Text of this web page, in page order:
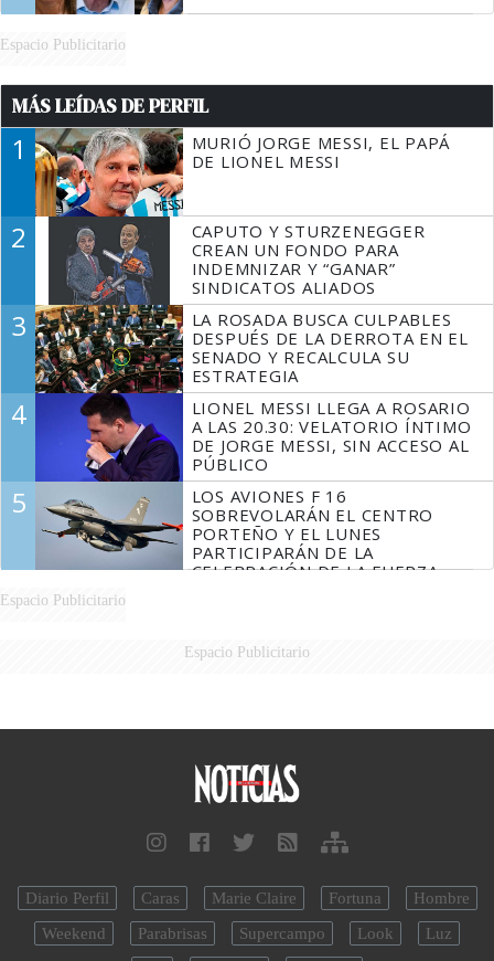
Espacio Publicitario
MÁS LEÍDAS DE PERFIL
1
MURIÓ JORGE MESSI, EL PAPÁ
DE LIONEL MESSI
2
CAPUTO Y STURZENEGGER
CREAN UN FONDO PARA
INDEMNIZAR Y “GANAR”
SINDICATOS ALIADOS
3
LA ROSADA BUSCA CULPABLES
DESPUÉS DE LA DERROTA EN EL
SENADO Y RECALCULA SU
ESTRATEGIA
4
LIONEL MESSI LLEGA A ROSARIO
A LAS 20.30: VELATORIO ÍNTIMO
DE JORGE MESSI, SIN ACCESO AL
PÚBLICO
5
LOS AVIONES F 16
SOBREVOLARÁN EL CENTRO
PORTEÑO Y EL LUNES
PARTICIPARÁN DE LA
CELEBRACIÓN DE LA FUERZA
Espacio Publicitario
Espacio Publicitario
Diario Perfil Caras Marie Claire Fortuna
Hombre
Weekend
Parabrisas Supercampo Look
Luz